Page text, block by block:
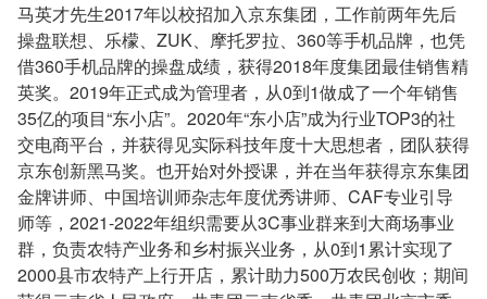
马英才先生2017年以校招加入京东集团，工作前两年先后
操盘联想、乐檬、ZUK、摩托罗拉、360等手机品牌，也凭
借360手机品牌的操盘成绩，获得2018年度集团最佳销售精
英奖。2019年正式成为管理者，从0到1做成了一个年销售
35亿的项目“东小店”。2020年“东小店”成为行业TOP3的社
交电商平台，并获得见实际科技年度十大思想者，团队获得
京东创新黑马奖。也开始对外授课，并在当年获得京东集团
金牌讲师、中国培训师杂志年度优秀讲师、CAF专业引导
师等，2021-2022年组织需要从3C事业群来到大商场事业
群，负责农特产业务和乡村振兴业务，从0到1累计实现了
2000县市农特产上行开店，累计助力500万农民创收；期间